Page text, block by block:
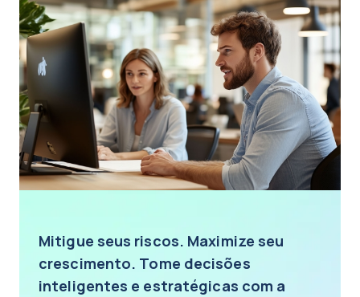
Mitigue seus riscos. Maximize seu
crescimento. Tome decisões
inteligentes e estratégicas com a